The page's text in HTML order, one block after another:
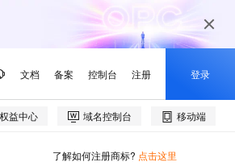
了解如何注册商标? 点击这里